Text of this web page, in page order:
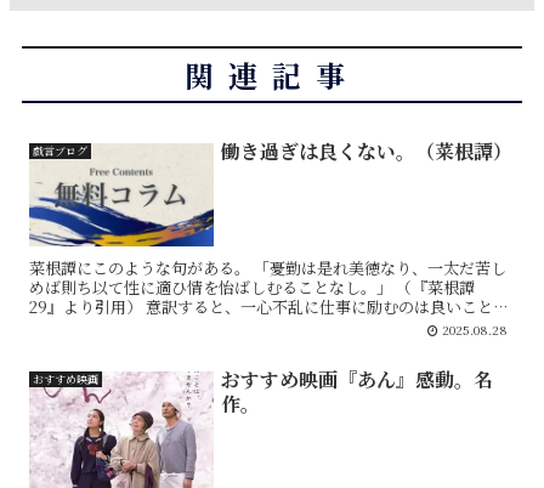
関連記事
戯言ブログ 働き過ぎは良くない。（菜根譚）
菜根譚にこのような句がある。 「憂勤は是れ美徳なり、一太だ苦し
めば則ち以て性に適ひ情を怡ばしむることなし。」 （『菜根譚
29』より引用） 意訳すると、一心不乱に仕事に励むのは良いことで
2025.08.28
おすすめ映画
おすすめ映画『あん』感動。名
作。